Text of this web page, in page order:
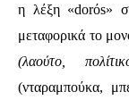
η λέξη «dorόs»
μεταφορικά το
(λαούτο,
(νταραμπούκα,